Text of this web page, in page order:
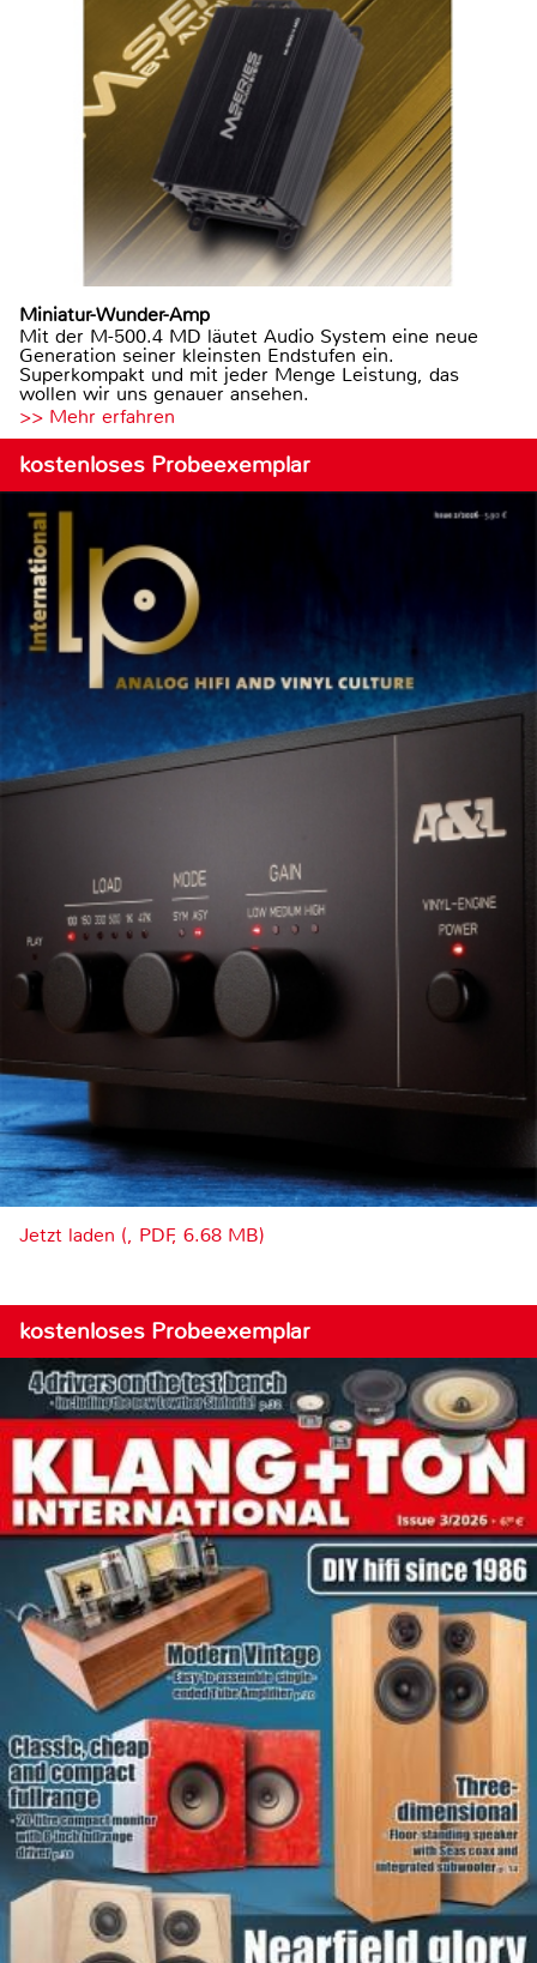
Miniatur-Wunder-Amp
Mit der M-500.4 MD läutet Audio System eine neue
Generation seiner kleinsten Endstufen ein.
Superkompakt und mit jeder Menge Leistung, das
wollen wir uns genauer ansehen.
>> Mehr erfahren
kostenloses Probeexemplar
Jetzt laden (, PDF, 6.68 MB)
kostenloses Probeexemplar